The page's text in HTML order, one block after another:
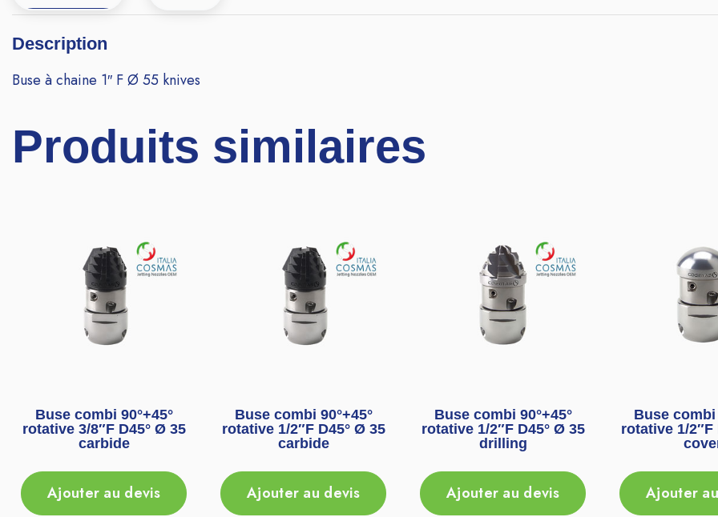
Description
Buse à chaine 1″ F Ø 55 knives
Produits similaires
Buse combi 90°+45°
rotative 3/8″F D45° Ø 35
carbide
Ajouter au devis
Buse combi 90°+45°
rotative 1/2″F D45° Ø 35
carbide
Ajouter au devis
Buse combi 90°+45°
rotative 1/2″F D45° Ø 35
drilling
Ajouter au devis
Buse combi
rotative 1/2″F
Ajouter